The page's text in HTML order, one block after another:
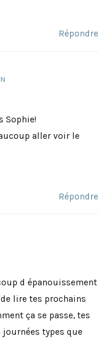
Répondre
Sophie!
aller voir le
Répondre
d épanouissement
lire tes prochains
ça se passe, tes
types que